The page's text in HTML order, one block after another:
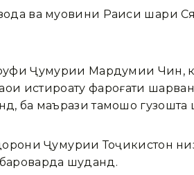
ва муовини Раиси шаҳри
Ҷумҳурии Мардумии Чин,
истироҳату фароғати
ба маърази тамошо гузошта
Ҷумҳурии Тоҷикистон
шуданд.